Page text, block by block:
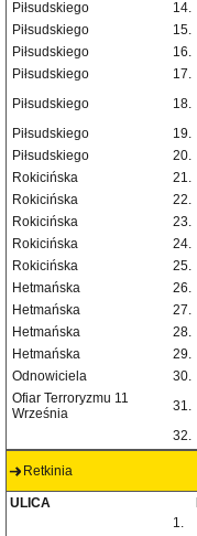
Piłsudskiego
14.
Piłsudskiego
15.
Piłsudskiego
16.
Piłsudskiego
17.
Piłsudskiego
18.
Piłsudskiego 19.
Piłsudskiego
20.
Rokicińska
21.
Rokicińska
22.
Rokicińska
23.
Rokicińska
24.
Rokicińska
25.
Hetmańska
26.
Hetmańska
27.
Hetmańska
28.
Hetmańska
29.
Odnowiciela
30.
Ofiar Terroryzmu 11
Września
31.
32.
Retkinia
ULICA
1.